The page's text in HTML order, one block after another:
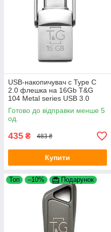
USB-накопичувач c Type C
2.0 флешка на 16Gb T&G
104 Metal series USB 3.0
Silver
Готово до відправки менше 5
од.
435 ₴ 483 ₴
Купити
Топ –10% Подарунок